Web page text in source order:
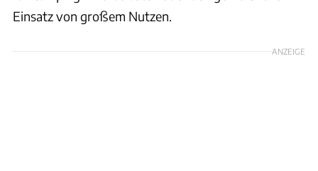
Einsatz von großem Nutzen.
ANZEIGE